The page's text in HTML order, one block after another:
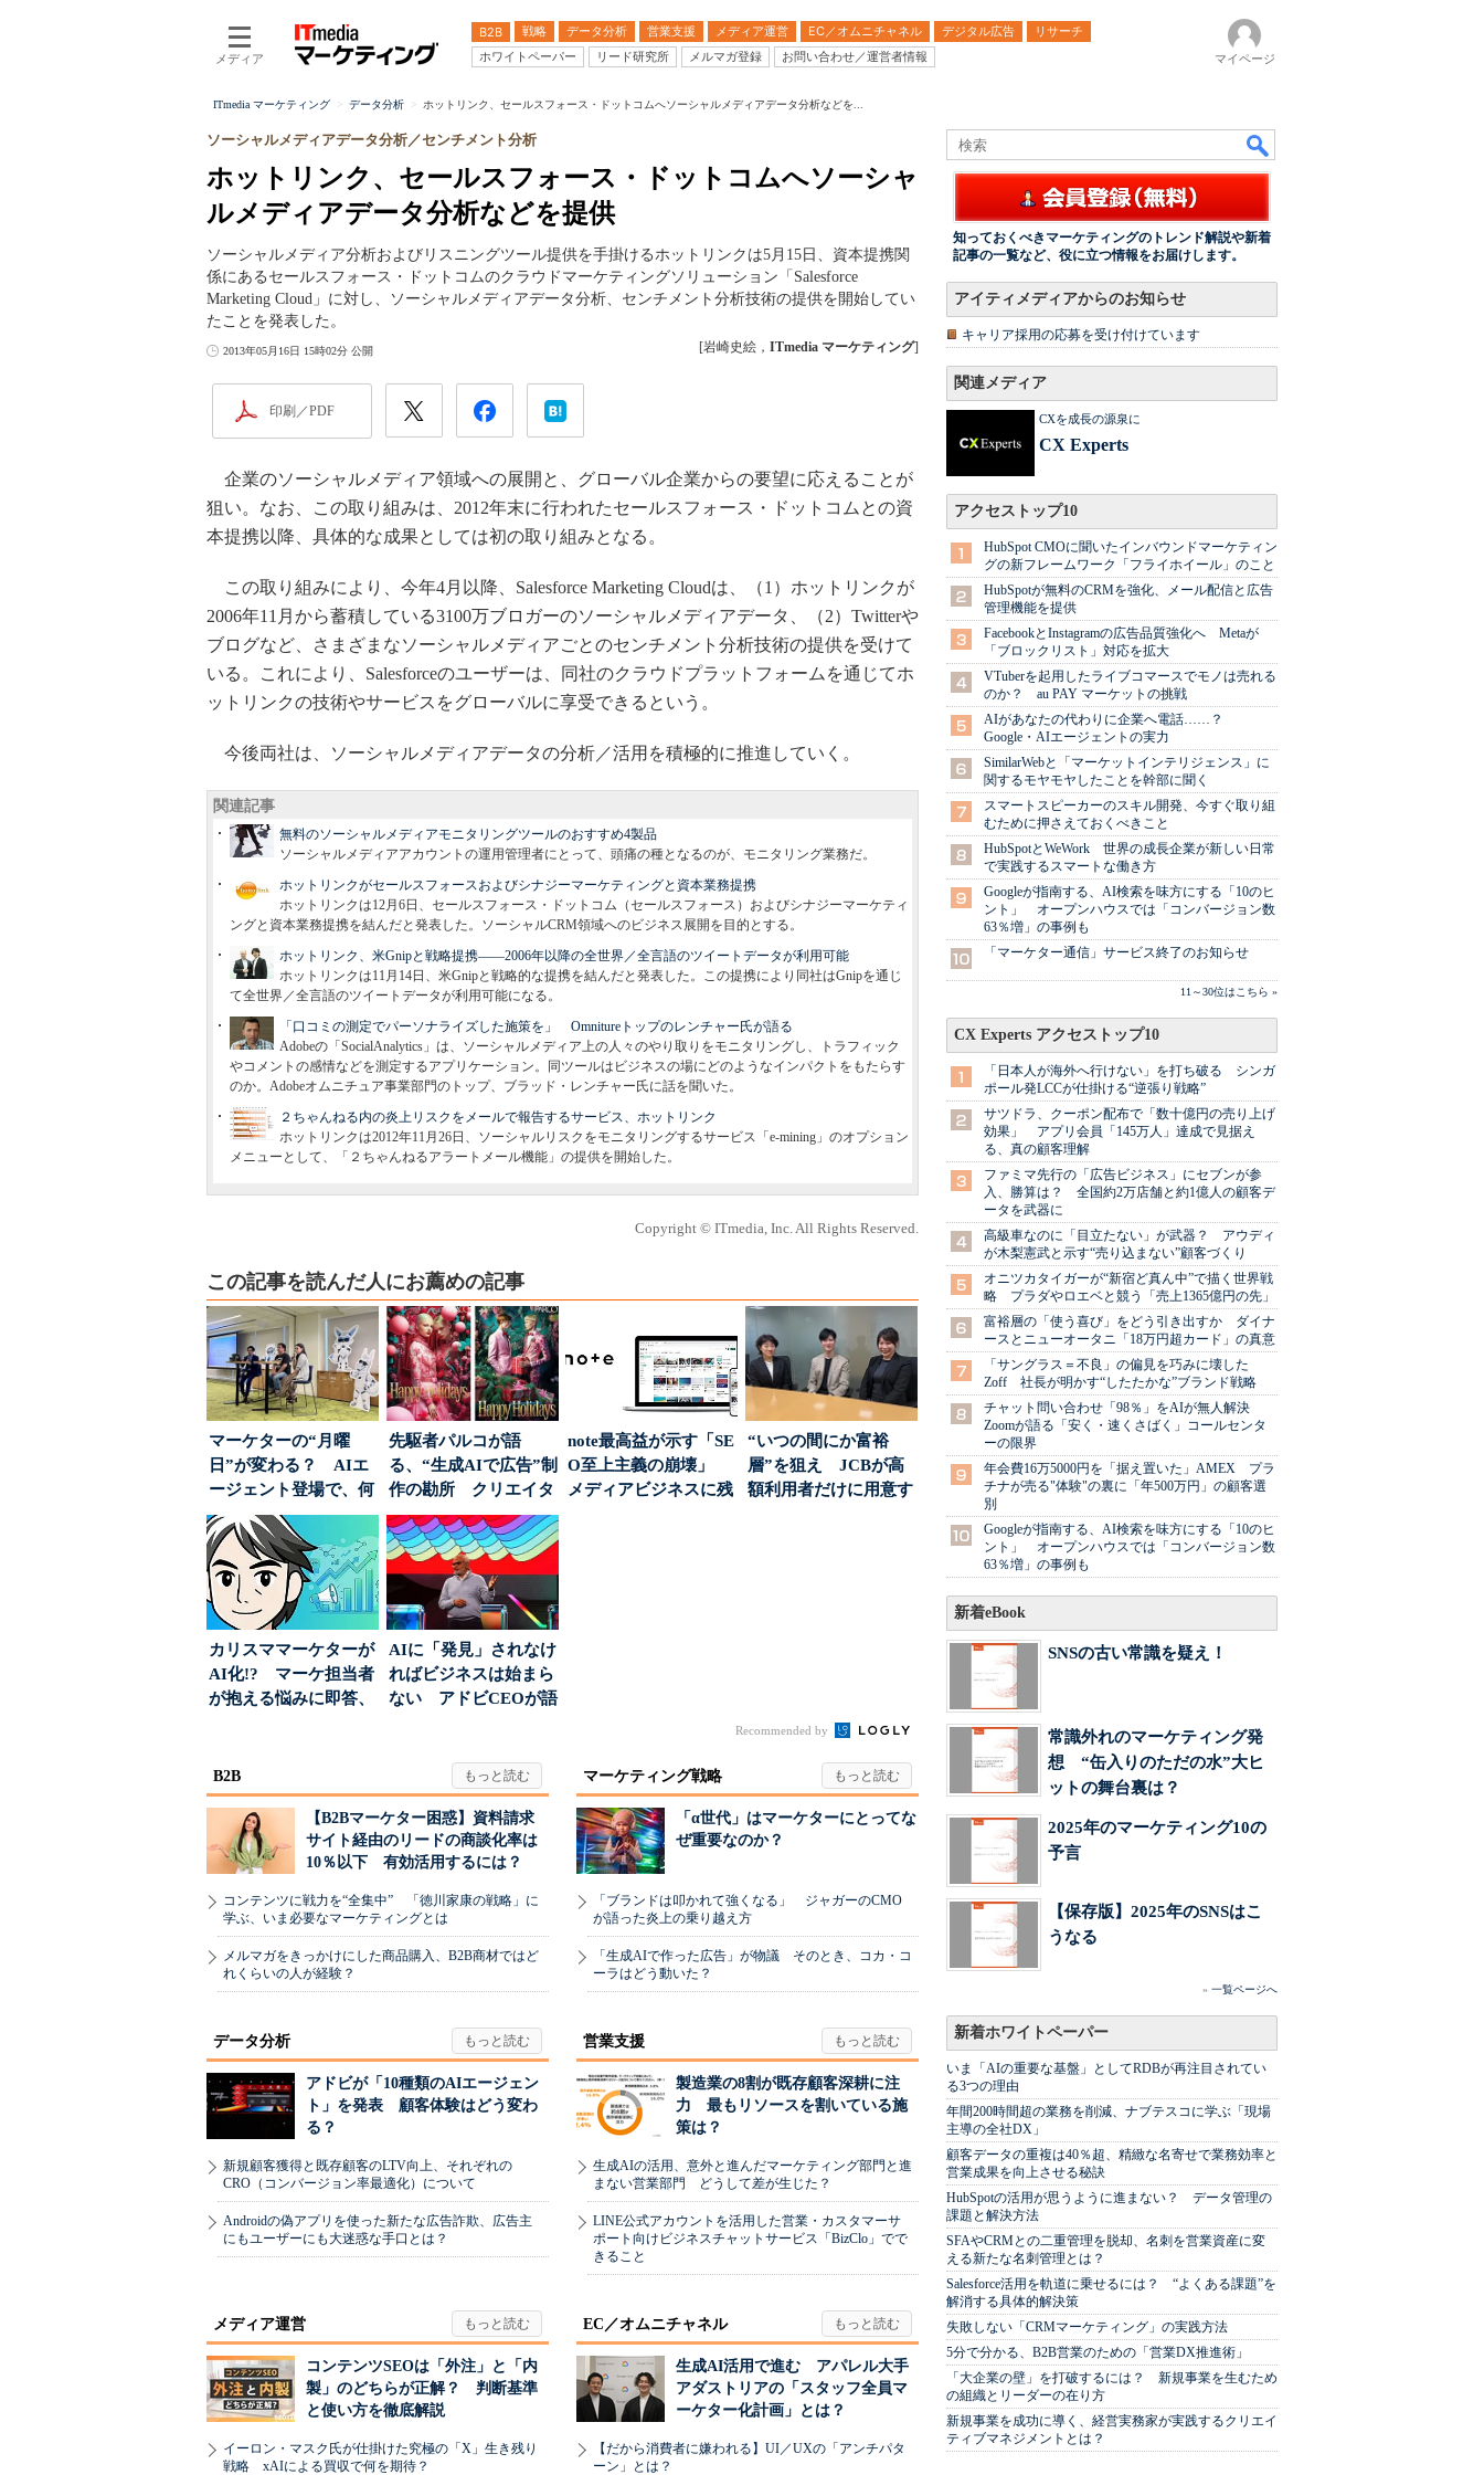
メディア
B2B 戦略 データ分析 営業支援 メディア運営 EC／オムニチャネル デジタル広告
リサーチ
ホワイトペーパー
リード研究所 メルマガ登録 お問い合わせ／運営者情報 マイページ
ITmedia マーケティング データ分析 ホットリンク、セールスフォース・ドットコムへソーシャルメディアデータ分析などを...
ホットリンク、セールスフォース・ドットコムへソーシャ
ルメディアデータ分析などを提供
ソーシャルメディアデータ分析／センチメント分析
ソーシャルメディア分析およびリスニングツール提供を手掛けるホットリンクは5月15日、資本提携関
係にあるセールスフォース・ドットコムのクラウドマーケティングソリューション「Salesforce
Marketing Cloud」に対し、ソーシャルメディアデータ分析、センチメント分析技術の提供を開始してい
たことを発表した。
2013年05月16日 15時02分 公開 [岩崎史絵， ITmedia マーケティング]
印刷／PDF
企業のソーシャルメディア領域への展開と、グローバル企業からの要望に応えることが
狙い。なお、この取り組みは、2012年末に行われたセールスフォース・ドットコムとの資
本提携以降、具体的な成果としては初の取り組みとなる。
この取り組みにより、今年4月以降、Salesforce Marketing Cloudは、（1）ホットリンクが
2006年11月から蓄積している3100万ブロガーのソーシャルメディアデータ、（2）Twitterや
ブログなど、さまざまなソーシャルメディアごとのセンチメント分析技術の提供を受けて
いる。これにより、Salesforceのユーザーは、同社のクラウドプラットフォームを通じてホ
ットリンクの技術やサービスをグローバルに享受できるという。
今後両社は、ソーシャルメディアデータの分析／活用を積極的に推進していく。
関連記事
無料のソーシャルメディアモニタリングツールのおすすめ4製品
ソーシャルメディアアカウントの運用管理者にとって、頭痛の種となるのが、モニタリング業務だ。
ホットリンクがセールスフォースおよびシナジーマーケティングと資本業務提携
ホットリンクは12月6日、セールスフォース・ドットコム（セールスフォース）およびシナジーマーケティ
ングと資本業務提携を結んだと発表した。ソーシャルCRM領域へのビジネス展開を目的とする。
ホットリンク、米Gnipと戦略提携――2006年以降の全世界／全言語のツイートデータが利用可能
ホットリンクは11月14日、米Gnipと戦略的な提携を結んだと発表した。この提携により同社はGnipを通じ
て全世界／全言語のツイートデータが利用可能になる。
「口コミの測定でパーソナライズした施策を」 Omnitureトップのレンチャー氏が語る
Adobeの「SocialAnalytics」は、ソーシャルメディア上の人々のやり取りをモニタリングし、トラフィック
やコメントの感情などを測定するアプリケーション。同ツールはビジネスの場にどのようなインパクトをもたらす
のか。Adobeオムニチュア事業部門のトップ、ブラッド・レンチャー氏に話を聞いた。
２ちゃんねる内の炎上リスクをメールで報告するサービス、ホットリンク
ホットリンクは2012年11月26日、ソーシャルリスクをモニタリングするサービス「e-mining」のオプション
メニューとして、「２ちゃんねるアラートメール機能」の提供を開始した。
Copyright © ITmedia, Inc. All Rights Reserved.
この記事を読んだ人にお薦めの記事
マーケターの“月曜
日”が変わる？ AIエ
ージェント登場で、何
が起きるか
先駆者パルコが語
る、“生成AIで広告”制
作の勘所 クリエイタ
ーに残る「重要な役
割...
note最高益が示す「SE
O至上主義の崩壊」
メディアビジネスに残
“いつの間にか富裕
層”を狙え JCBが高
額利用者だけに用意す
カリスママーケターが
AI化!? マーケ担当者
が抱える悩みに即答、
AIに「発見」されなけ
ればビジネスは始まら
ない アドビCEOが語
Recommended by
B2B
【B2Bマーケター困惑】資料請求
サイト経由のリードの商談化率は
10％以下 有効活用するには？
コンテンツに戦力を“全集中” 「徳川家康の戦略」に
学ぶ、いま必要なマーケティングとは
メルマガをきっかけにした商品購入、B2B商材ではど
れくらいの人が経験？
マーケティング戦略
「α世代」はマーケターにとってな
ぜ重要なのか？
「ブランドは叩かれて強くなる」 ジャガーのCMO
が語った炎上の乗り越え方
「生成AIで作った広告」が物議 そのとき、コカ・コ
ーラはどう動いた？
データ分析
アドビが「10種類のAIエージェン
ト」を発表 顧客体験はどう変わ
る？
新規顧客獲得と既存顧客のLTV向上、それぞれの
CRO（コンバージョン率最適化）について
Androidの偽アプリを使った新たな広告詐欺、広告主
にもユーザーにも大迷惑な手口とは？
営業支援
製造業の8割が既存顧客深耕に注
力 最もリソースを割いている施
策は？
生成AIの活用、意外と進んだマーケティング部門と進
まない営業部門 どうして差が生じた？
LINE公式アカウントを活用した営業・カスタマーサ
ポート向けビジネスチャットサービス「BizClo」でで
きること
メディア運営
コンテンツSEOは「外注」と「内
製」のどちらが正解？ 判断基準
と使い方を徹底解説
イーロン・マスク氏が仕掛けた究極の「X」生き残り
戦略 xAIによる買収で何を期待？
EC／オムニチャネル
生成AI活用で進む アパレル大手
アダストリアの「スタッフ全員マ
ーケター化計画」とは？
【だから消費者に嫌われる】UI／UXの「アンチパタ
ーン」とは？
知っておくべきマーケティングのトレンド解説や新着
記事の一覧など、役に立つ情報をお届けします。
アイティメディアからのお知らせ
キャリア採用の応募を受け付けています
関連メディア
CXを成長の源泉に
CX Experts
アクセストップ10
HubSpot CMOに聞いたインバウンドマーケティン
グの新フレームワーク「フライホイール」のこと
HubSpotが無料のCRMを強化、メール配信と広告
管理機能を提供
FacebookとInstagramの広告品質強化へ Metaが
「ブロックリスト」対応を拡大
VTuberを起用したライブコマースでモノは売れる
のか？ au PAY マーケットの挑戦
AIがあなたの代わりに企業へ電話……？
Google・AIエージェントの実力
SimilarWebと「マーケットインテリジェンス」に
関するモヤモヤしたことを幹部に聞く
スマートスピーカーのスキル開発、今すぐ取り組
むために押さえておくべきこと
HubSpotとWeWork 世界の成長企業が新しい日常
で実践するスマートな働き方
Googleが指南する、AI検索を味方にする「10のヒ
ント」 オープンハウスでは「コンバージョン数
63％増」の事例も
「マーケター通信」サービス終了のお知らせ
11～30位はこちら »
CX Experts アクセストップ10
「日本人が海外へ行けない」を打ち破る シンガ
ポール発LCCが仕掛ける“逆張り戦略”
サツドラ、クーポン配布で「数十億円の売り上げ
効果」 アプリ会員「145万人」達成で見据え
る、真の顧客理解
ファミマ先行の「広告ビジネス」にセブンが参
入、勝算は？ 全国約2万店舗と約1億人の顧客デ
ータを武器に
高級車なのに「目立たない」が武器？ アウディ
が木梨憲武と示す“売り込まない”顧客づくり
オニツカタイガーが“新宿ど真ん中”で描く世界戦
略 プラダやロエベと競う「売上1365億円の先」
富裕層の「使う喜び」をどう引き出すか ダイナ
ースとニューオータニ「18万円超カード」の真意
「サングラス＝不良」の偏見を巧みに壊した
Zoff 社長が明かす“したたかな”ブランド戦略
チャット問い合わせ「98％」をAIが無人解決
Zoomが語る「安く・速くさばく」コールセンタ
ーの限界
年会費16万5000円を「据え置いた」AMEX プラ
チナが売る"体験"の裏に「年500万円」の顧客選
別
Googleが指南する、AI検索を味方にする「10のヒ
ント」 オープンハウスでは「コンバージョン数
63％増」の事例も
新着eBook
SNSの古い常識を疑え！
常識外れのマーケティング発
想 “缶入りのただの水”大ヒ
ットの舞台裏は？
2025年のマーケティング10の
予言
【保存版】2025年のSNSはこ
うなる
» 一覧ページへ
新着ホワイトペーパー
いま「AIの重要な基盤」としてRDBが再注目されてい
る3つの理由
年間200時間超の業務を削減、ナブテスコに学ぶ「現場
主導の全社DX」
顧客データの重複は40％超、精緻な名寄せで業務効率と
営業成果を向上させる秘訣
HubSpotの活用が思うように進まない？ データ管理の
課題と解決方法
SFAやCRMとの二重管理を脱却、名刺を営業資産に変
える新たな名刺管理とは？
Salesforce活用を軌道に乗せるには？ “よくある課題”を
解消する具体的解決策
失敗しない「CRMマーケティング」の実践方法
5分で分かる、B2B営業のための「営業DX推進術」
「大企業の壁」を打破するには？ 新規事業を生むため
の組織とリーダーの在り方
新規事業を成功に導く、経営実務家が実践するクリエイ
ティブマネジメントとは？